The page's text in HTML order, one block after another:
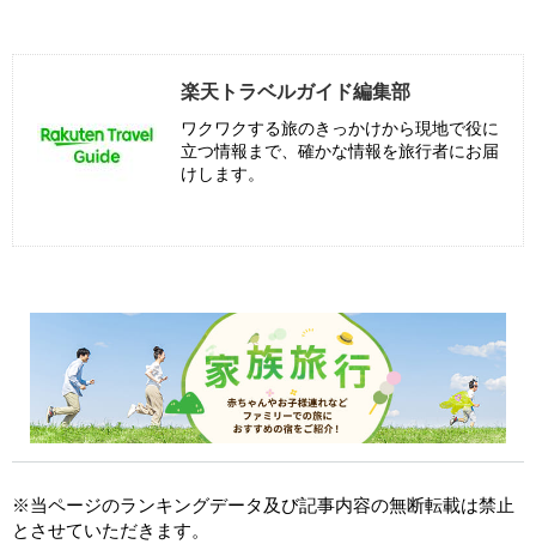
楽天トラベルガイド編集部
ワクワクする旅のきっかけから現地で役に
立つ情報まで、確かな情報を旅行者にお届
けします。
※当ページのランキングデータ及び記事内容の無断転載は禁止
とさせていただきます。